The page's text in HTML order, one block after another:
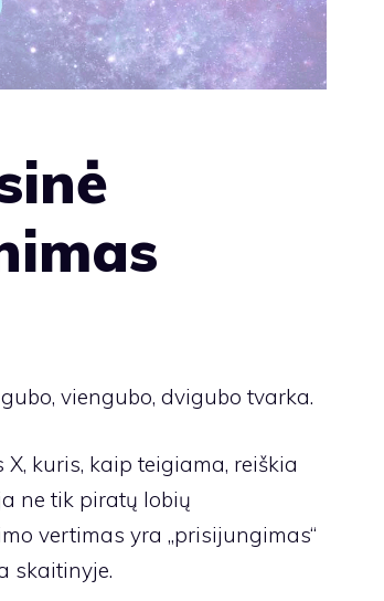
viengubo, dvigubo tvarka.
kuris, kaip teigiama, reiškia
ne tik piratų lobių
vertimas yra „prisijungimas“
skaitinyje.